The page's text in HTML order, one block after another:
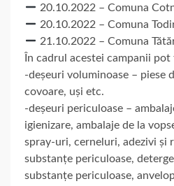
20.10.2022 – Comuna
20.10.2022 – Comuna
21.10.2022 – Comuna
În cadrul acestei campanii pot
-deșeuri voluminoase – piese
covoare, uși etc.
-deșeuri periculoase –
igienizare, ambalaje de la
spray-uri, cerneluri, adezivi și
substanțe periculoase,
substanțe periculoase,